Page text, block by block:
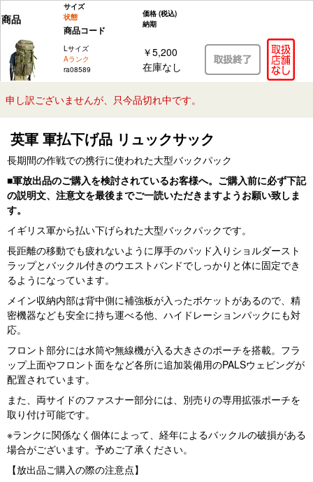
商品
サイズ
状態
商品コード
価格 (税込)
納期
Lサイズ
Aランク
ra08589
￥5,200
在庫なし
申し訳ございませんが、只今品切れ中です。
英軍 軍払下げ品 リュックサック
長期間の作戦での携行に使われた大型バックパック
■軍放出品のご購入を検討されているお客様へ。ご購入前に必ず下記
の説明文、注意文を最後までご一読いただきますようお願い致しま
す。
イギリス軍から払い下げられた大型バックパックです。
長距離の移動でも疲れないように厚手のパッド入りショルダースト
ラップとバックル付きのウエストバンドでしっかりと体に固定でき
るようになっています。
メイン収納内部は背中側に補強板が入ったポケットがあるので、精
密機器なども安全に持ち運べる他、ハイドレーションパックにも対
応。
フロント部分には水筒や無線機が入る大きさのポーチを搭載。フラ
ップ上面やフロント面をなど各所に追加装備用のPALSウェビングが
配置されています。
また、両サイドのファスナー部分には、別売りの専用拡張ポーチを
取り付け可能です。
※ランクに関係なく個体によって、経年によるバックルの破損がある
場合がございます。予めご了承ください。
【放出品ご購入の際の注意点】